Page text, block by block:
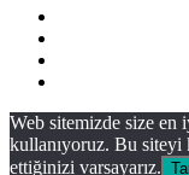
Başa
dön
tuşu
Web sitemizde size en
kullanıyoruz. Bu siteyi
ettiğinizi varsayarız.